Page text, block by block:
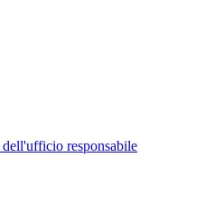
responsabile